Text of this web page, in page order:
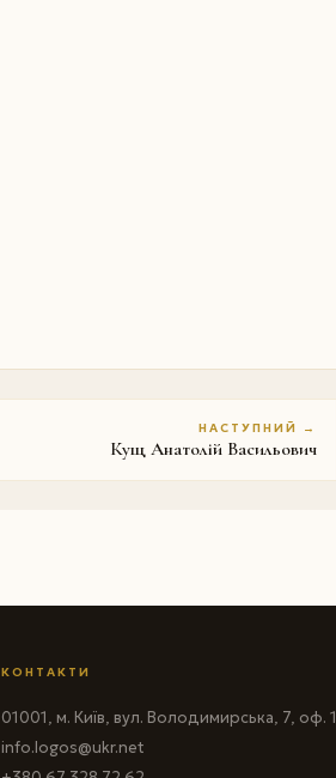
НАСТУПНИЙ →
Кущ Анатолій Васильович
КОНТАКТИ
01001, м. Київ, вул. Володимирська, 7, оф. 1
info.logos@ukr.net